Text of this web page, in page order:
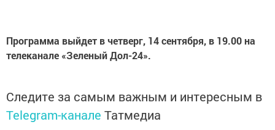
Программа выйдет в четверг, 14 сентября, в 19.00 на
телеканале «Зеленый Дол-24».
Следите за самым важным и интересным в
Telegram-канале Татмедиа